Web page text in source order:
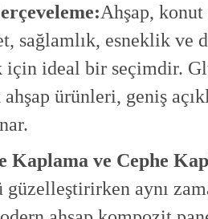
Ahşap,
sağlamlık, esneklik ve
için ideal bir seçimdir.
ürünleri, geniş
Kaplama ve Cephe
güzelleştirirken aynı